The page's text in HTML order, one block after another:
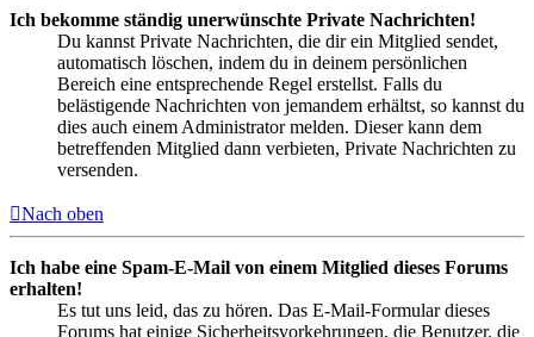
Ich bekomme ständig unerwünschte Private Nachrichten!
Du kannst Private Nachrichten, die dir ein Mitglied sendet,
automatisch löschen, indem du in deinem persönlichen
Bereich eine entsprechende Regel erstellst. Falls du
belästigende Nachrichten von jemandem erhältst, so kannst du
dies auch einem Administrator melden. Dieser kann dem
betreffenden Mitglied dann verbieten, Private Nachrichten zu
versenden.
Nach oben
Ich habe eine Spam-E-Mail von einem Mitglied dieses Forums
erhalten!
Es tut uns leid, das zu hören. Das E-Mail-Formular dieses
Forums hat einige Sicherheitsvorkehrungen, die Benutzer, die